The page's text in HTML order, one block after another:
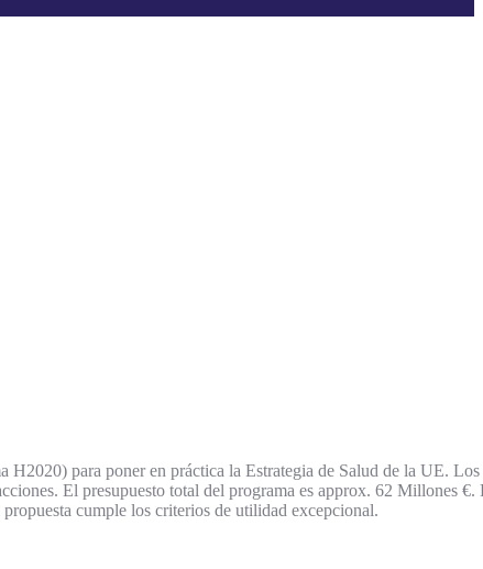
para poner en práctica la Estrategia de Salud de la UE. Los
El presupuesto total del programa es approx. 62 Millones €.
cumple los criterios de utilidad excepcional.